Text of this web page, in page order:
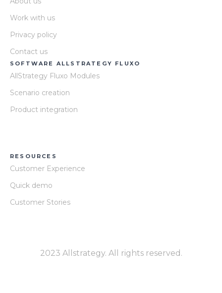
Work with us
Privacy policy
Contact us
SOFTWARE ALLSTRATEGY FLUXO
AllStrategy Fluxo Modules
Scenario creation
Product integration
RESOURCES
Customer Experience
Quick demo
Customer Stories
2023 Allstrategy. All rights reserved.